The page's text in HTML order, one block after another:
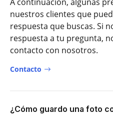
nuestros clientes que
respuesta que buscas. Si
respuesta a tu pregunta,
contacto con nosotros.
Contacto
¿Cómo guardo una foto